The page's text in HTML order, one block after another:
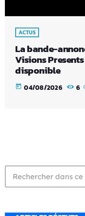
ACTUS
La bande-
Visions
disponible
today 04/08/2026 6